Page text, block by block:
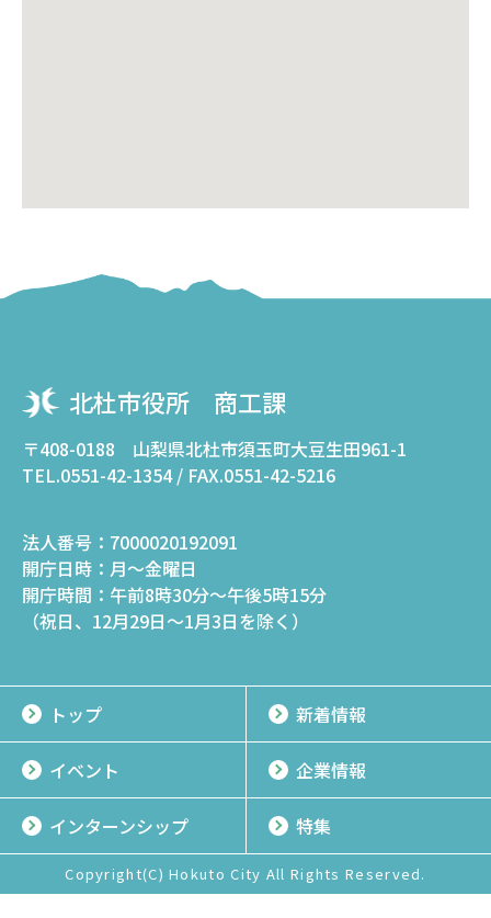
北杜市役所 商工課
〒408-0188 山梨県北杜市須玉町大豆生田961-1
TEL.0551-42-1354 / FAX.0551-42-5216
法人番号： 7000020192091
開庁日時： 月～金曜日
開庁時間： 午前8時30分～午後5時15分
（祝日、12月29日～1月3日を除く）
トップ 新着情報
イベント 企業情報
インターンシップ 特集
Copyright(C) Hokuto City All Rights Reserved.